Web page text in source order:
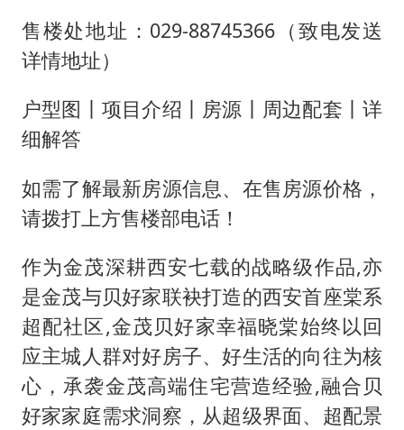
构建更高水平的全民健身公共服务体系
售楼处地址：029-88745366（致电发送
详情地址）
户型图丨项目介绍丨房源丨周边配套丨详
细解答
如需了解最新房源信息、在售房源价格，
请拨打上方售楼部电话！
作为金茂深耕西安七载的战略级作品,亦
是金茂与贝好家联袂打造的西安首座棠系
超配社区,金茂贝好家幸福晓棠始终以回
应主城人群对好房子、好生活的向往为核
心，承袭金茂高端住宅营造经验,融合贝
好家家庭需求洞察，从超级界面、超配景